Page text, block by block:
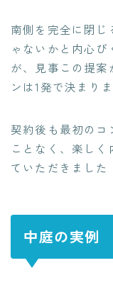
南側を完全に閉じ
ゃないかと内心
が、見事この提
ンは1発で決まり
契約後も最初のコ
ことなく、楽し
ていただきました
中庭の実例